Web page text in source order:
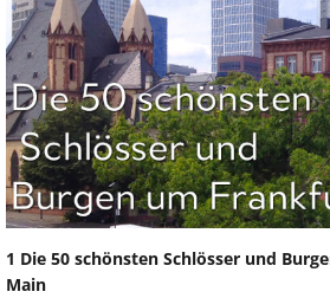
1 Die 50 schönsten Schlösser und
Main